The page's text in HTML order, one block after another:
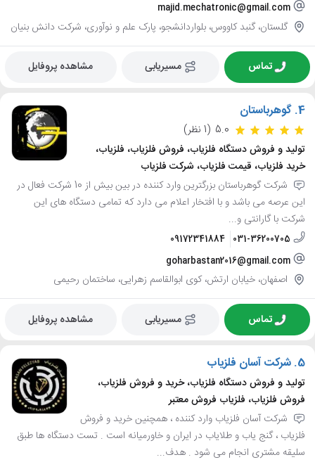
majid.mechatronic@gmail.com
گلستان، گنبد کاووس، بلواردانشجو، پارک علم و نوآوری، شرکت دانش بنیان
تماس مسیریابی مشاهده پروفایل
4. گوهرباستان
5.0 (1 نظر)
تولید و فروش دستگاه فلزیاب، فروش فلزیاب، فلزیاب،
خرید فلزیاب، قیمت فلزیاب، شرکت فلزیاب
شرکت گوهرباستان بزرگترین وارد کننده در بین بیش از 10 شرکت فعال در
این عرصه می باشد و با افتخار اعلام می دارد که تمامی دستگاه های این
شرکت با گارانتی و...
031-36200705
09172341884
goharbastan2016@gmail.com
اصفهان، خیابان ارتش، کوی ابوالقاسم زهرایی، ساختمان رحیمی
تماس مسیریابی مشاهده پروفایل
5. شرکت آسان فلزیاب
تولید و فروش دستگاه فلزیاب، خرید و فروش فلزیاب،
فروش فلزیاب، فلزیاب فروش معتبر
شرکت آسان فلزیاب وارد کننده ، همچنین خرید و فروش
فلزیاب ، گنج یاب و طلایاب در ایران و خاورمیانه است . تست دستگاه ها طبق
سلیقه مشتری انجام می شود . هدف...